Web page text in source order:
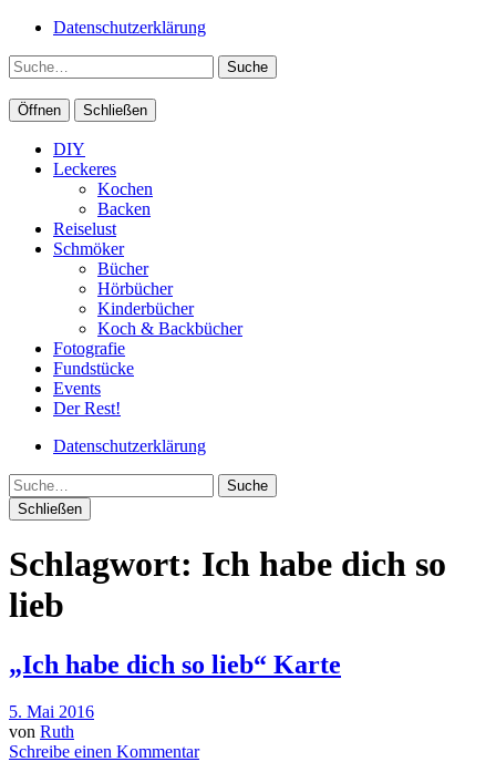
Datenschutzerklärung
Suche
Öffnen Schließen
DIY
Leckeres
Kochen
Backen
Reiselust
Schmöker
Bücher
Hörbücher
Kinderbücher
Koch & Backbücher
Fotografie
Fundstücke
Events
Der Rest!
Datenschutzerklärung
Suche
Schließen
Schlagwort: Ich habe dich so
lieb
„Ich habe dich so lieb“ Karte
5. Mai 2016
von Ruth
Schreibe einen Kommentar